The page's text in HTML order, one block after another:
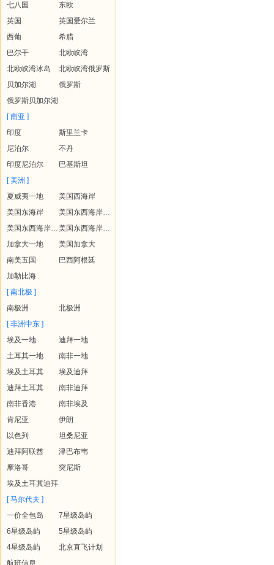
七八国
东欧
英国
英国爱尔兰
西葡
希腊
巴尔干
北欧峡湾
北欧峡湾冰岛
北欧峡湾俄罗斯
贝加尔湖
俄罗斯
俄罗斯贝加尔湖
[ 南亚 ]
印度
斯里兰卡
尼泊尔
不丹
印度尼泊尔
巴基斯坦
[ 美洲 ]
夏威夷一地
美国西海岸
美国东海岸
美国东西海岸+夏威夷
美国东西海岸+黄石
美国东西海岸+夏威夷+黄石
加拿大一地
美国加拿大
南美五国
巴西阿根廷
加勒比海
[ 南北极 ]
南极洲
北极洲
[ 非洲中东 ]
埃及一地
迪拜一地
土耳其一地
南非一地
埃及土耳其
埃及迪拜
迪拜土耳其
南非迪拜
南非香港
南非埃及
肯尼亚
伊朗
以色列
坦桑尼亚
迪拜阿联酋
津巴布韦
摩洛哥
突尼斯
埃及土耳其迪拜
[ 马尔代夫 ]
一价全包岛
7星级岛屿
6星级岛屿
5星级岛屿
4星级岛屿
北京直飞计划
航班信息